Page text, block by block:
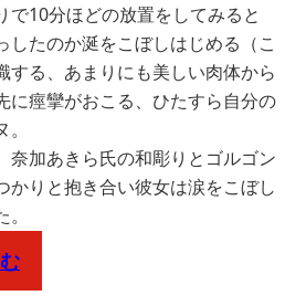
で10分ほどの放置をしてみると
したのか涎をこぼしはじめる（こ
する、あまりにも美しい肉体から
に痙攣がおこる、ひたすら自分の
奈加あきら氏の和彫りとゴルゴン
かりと抱き合い彼女は涙をこぼし